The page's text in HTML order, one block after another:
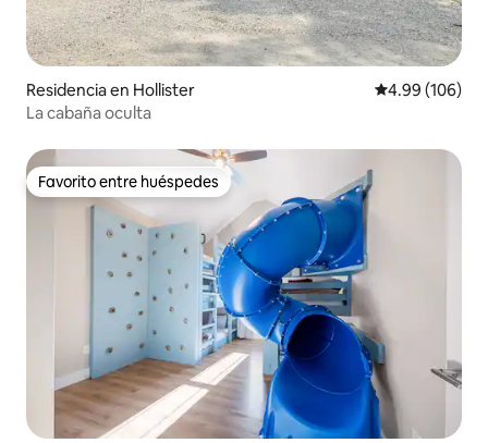
Residencia en Hollister Calificación
4.99 (106)
La cabaña oculta
Favorito entre huéspedes
Favorito entre huéspedes